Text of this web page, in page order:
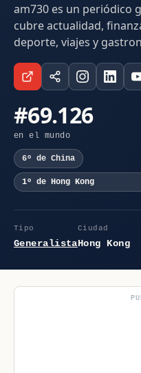
am730 es un periódico
cubre actualidad,
deporte, viajes y
#69.126
en el mundo
6º de China
1º de Hong Kong
Tipo
Generalista
Ciudad
Hong Kong